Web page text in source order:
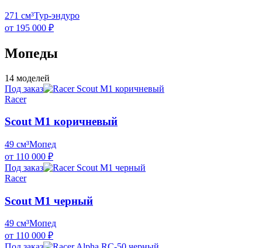
271 см³Тур-эндуро
от 195 000 ₽
Мопеды
14 моделей
Под заказ
Racer
Scout M1 коричневый
49 см³Мопед
от 110 000 ₽
Под заказ
Racer
Scout M1 черный
49 см³Мопед
от 110 000 ₽